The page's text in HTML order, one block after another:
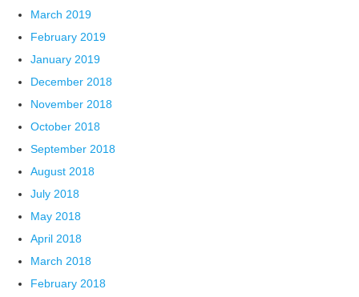
March 2019
February 2019
January 2019
December 2018
November 2018
October 2018
September 2018
August 2018
July 2018
May 2018
April 2018
March 2018
February 2018